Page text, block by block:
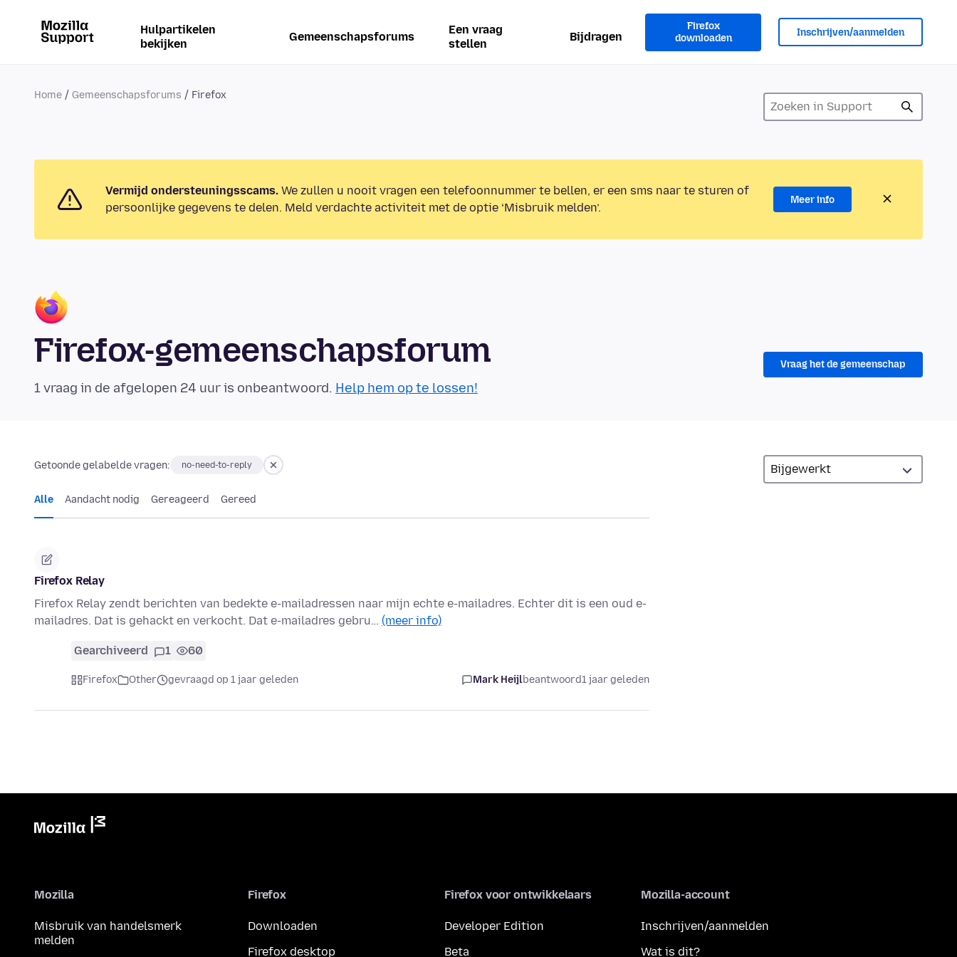
Hulpartikelen
bekijken
Gemeenschapsforums
Een vraag
stellen
Bijdragen
Firefox
downloaden
Inschrijven/aanmelden
Home Gemeenschapsforums Firefox
Vermijd ondersteuningsscams. We zullen u nooit vragen een telefoonnummer te bellen, er een sms naar te sturen of
persoonlijke gegevens te delen. Meld verdachte activiteit met de optie ‘Misbruik melden’.
Meer info
Firefox-gemeenschapsforum
1 vraag in de afgelopen 24 uur is onbeantwoord. Help hem op te lossen!
Vraag het de gemeenschap
Getoonde gelabelde vragen: no-need-to-reply
Alle Aandacht nodig Gereageerd Gereed
Firefox Relay
Firefox Relay zendt berichten van bedekte e-mailadressen naar mijn echte e-mailadres. Echter dit is een oud e-
mailadres. Dat is gehackt en verkocht. Dat e-mailadres gebru… (meer info)
Gearchiveerd 1 60
Firefox Other gevraagd op 1 jaar geleden Mark Heijlbeantwoord1 jaar geleden
Mozilla
Misbruik van handelsmerk
melden
Firefox
Downloaden
Firefox desktop
Firefox voor ontwikkelaars
Developer Edition
Beta
Mozilla-account
Inschrijven/aanmelden
Wat is dit?